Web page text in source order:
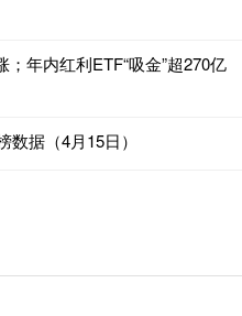
年内红利ETF“吸金”超270亿
据（4月15日）